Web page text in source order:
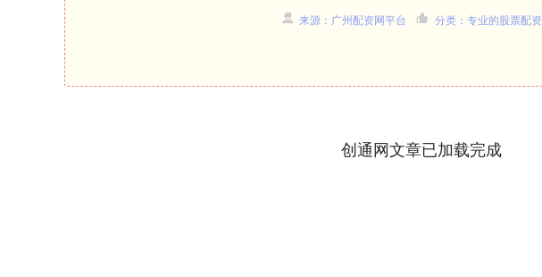
来源：广州配资网平台 分类：专业的股票配资
创通网文章已加载完成